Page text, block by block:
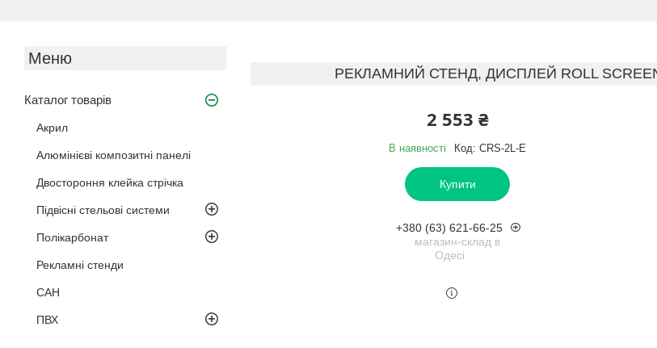
Каталог товарів
Акрил
Алюмінієві композитні панелі
Двостороння клейка стрічка
Підвісні стельові системи
Полікарбонат
Рекламні стенди
САН
ПВХ
РЕКЛАМНИЙ СТЕНД, ДИСПЛЕЙ ROLL
2 553 ₴
В наявності Код: CRS-2L-E
Купити
+380 (63) 621-66-25
магазин-склад в
Одесі